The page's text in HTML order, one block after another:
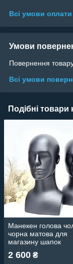
Всі умови оплати
Умови
Повернення
Всі умови
Подібні товари
Манекен голова
чорна матова для
магазину шапок
2 600 ₴